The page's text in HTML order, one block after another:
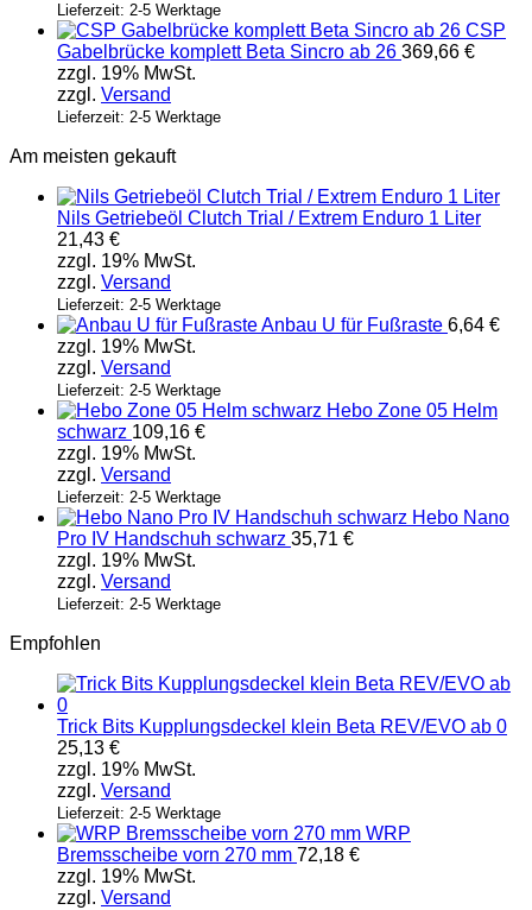
Lieferzeit: 2-5 Werktage
CSP
Gabelbrücke komplett Beta Sincro ab 26 369,66 €
zzgl. 19% MwSt.
zzgl. Versand
Lieferzeit: 2-5 Werktage
Am meisten gekauft
Nils Getriebeöl Clutch Trial / Extrem Enduro 1 Liter
21,43 €
zzgl. 19% MwSt.
zzgl. Versand
Lieferzeit: 2-5 Werktage
Anbau U für Fußraste 6,64 €
zzgl. 19% MwSt.
zzgl. Versand
Lieferzeit: 2-5 Werktage
Hebo Zone 05 Helm
schwarz 109,16 €
zzgl. 19% MwSt.
zzgl. Versand
Lieferzeit: 2-5 Werktage
Hebo Nano
Pro IV Handschuh schwarz 35,71 €
zzgl. 19% MwSt.
zzgl. Versand
Lieferzeit: 2-5 Werktage
Empfohlen
Trick Bits Kupplungsdeckel klein Beta REV/EVO ab 0
25,13 €
zzgl. 19% MwSt.
zzgl. Versand
Lieferzeit: 2-5 Werktage
WRP
Bremsscheibe vorn 270 mm 72,18 €
zzgl. 19% MwSt.
zzgl. Versand